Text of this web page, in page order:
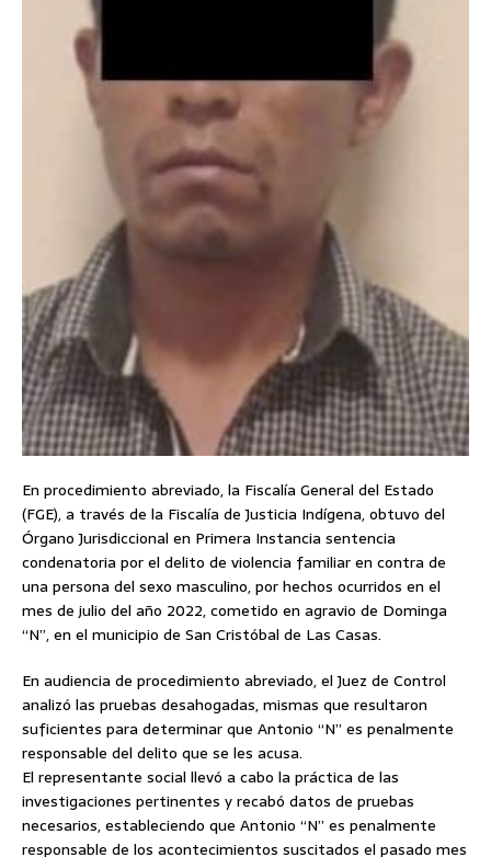
En procedimiento abreviado, la Fiscalía General del Estado
(FGE), a través de la Fiscalía de Justicia Indígena, obtuvo del
Órgano Jurisdiccional en Primera Instancia sentencia
condenatoria por el delito de violencia familiar en contra de
una persona del sexo masculino, por hechos ocurridos en el
mes de julio del año 2022, cometido en agravio de Dominga
“N”, en el municipio de San Cristóbal de Las Casas.
En audiencia de procedimiento abreviado, el Juez de Control
analizó las pruebas desahogadas, mismas que resultaron
suficientes para determinar que Antonio “N” es penalmente
responsable del delito que se les acusa.
El representante social llevó a cabo la práctica de las
investigaciones pertinentes y recabó datos de pruebas
necesarios, estableciendo que Antonio “N” es penalmente
responsable de los acontecimientos suscitados el pasado mes